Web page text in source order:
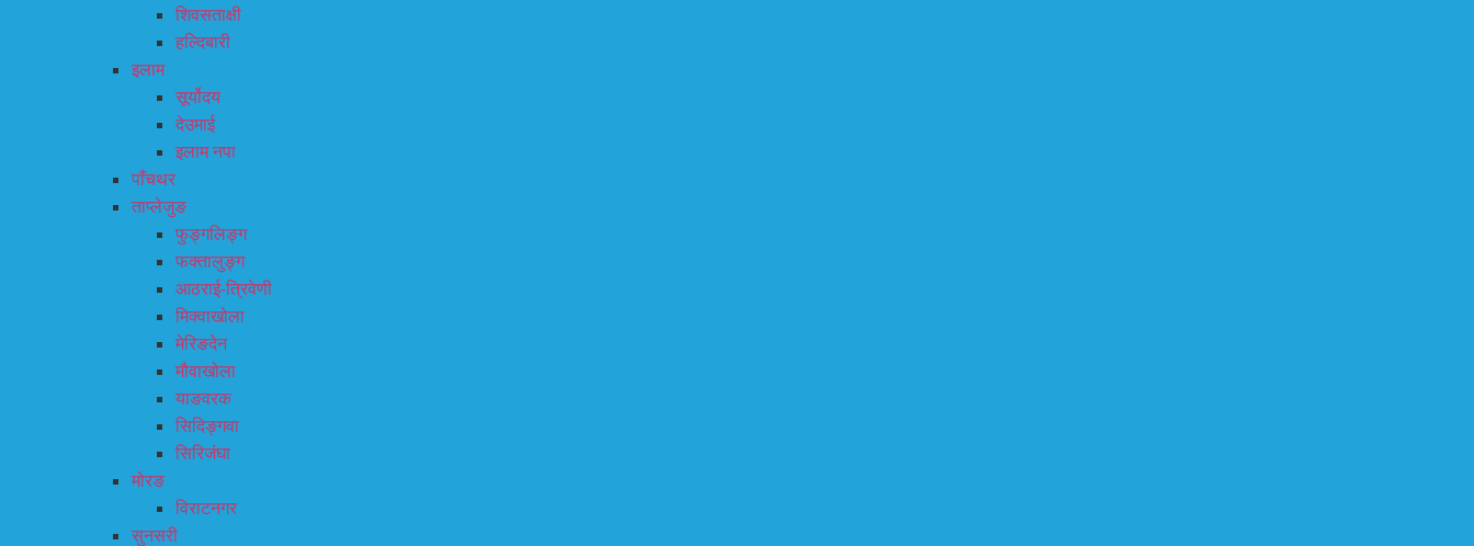
शिवसताक्षी
हल्दिबारी
इलाम
सूर्योदय
देउमाई
इलाम नपा
पाँचथर
ताप्लेजुङ
फुङ्गलिङ्ग
फक्तालुङ्ग
आठराई-त्रिवेणी
मिक्वाखोला
मेरिङदेन
मौवाखोला
याङवरक
सिदिङ्गवा
सिरिजंघा
मोरङ
विराटनगर
सुनसरी